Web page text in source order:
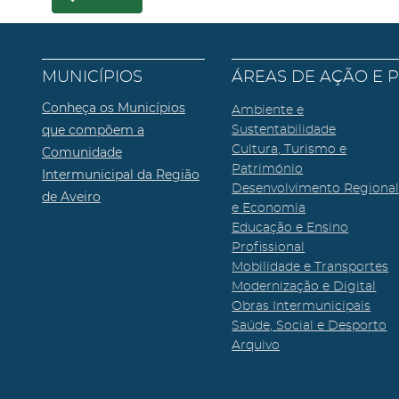
MUNICÍPIOS
Conheça os Municípios
que compõem a
Comunidade
Intermunicipal da Região
de Aveiro
ÁREAS DE AÇÃO E
Ambiente e
Sustentabilidade
Cultura, Turismo e
Património
Desenvolvimento Regional
e Economia
Educação e Ensino
Profissional
Mobilidade e Transportes
Modernização e Digital
Obras Intermunicipais
Saúde, Social e Desporto
Arquivo